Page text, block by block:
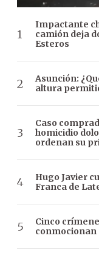
Impactante
camión deja
Esteros
Asunción:
altura
Caso
homicidio
ordenan su
Hugo Javier
Franca de
Cinco
conmocionan